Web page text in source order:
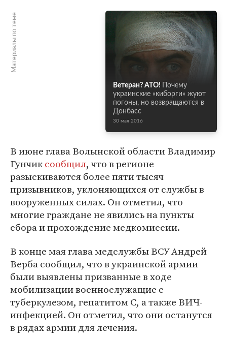
Материалы по теме
Ветеран? АТО!
Почему
украинские «киборги» жуют
погоны, но возвращаются в
Донбасс
30 мая 2016
В июне глава Волынской области Владимир
Гунчиксообщил, что в регионе
разыскиваются более пяти тысяч
призывников, уклоняющихся от службы в
вооруженных силах. Он отметил, что
многие граждане не явились на пункты
сбора и прохождение медкомиссии.
В конце мая глава медслужбы ВСУ Андрей
Верба сообщил, что в украинской армии
были выявлены призванные в ходе
мобилизации военнослужащие с
туберкулезом, гепатитом С, а также ВИЧ-
инфекцией. Он отметил, что они останутся
в рядах армии для лечения.